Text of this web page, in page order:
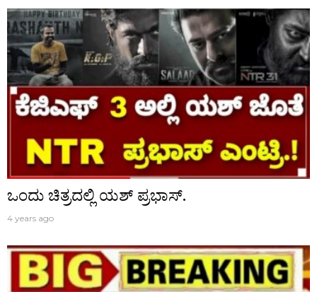
ಒಂದು ಚಿತ್ರದಲ್ಲಿ ಯಶ್ ಪ್ರಭಾಸ್.
4 years ago